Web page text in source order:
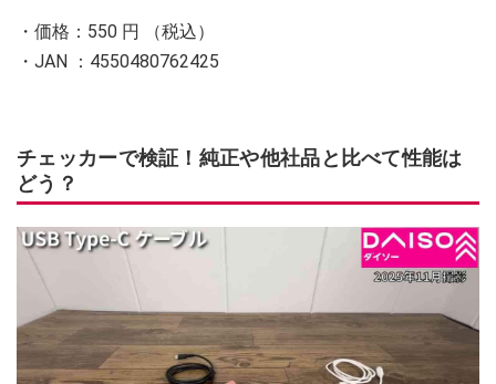
・価格：550 円 （税込）
・JAN ：4550480762425
チェッカーで検証！純正や他社品と比べて性能は
どう？